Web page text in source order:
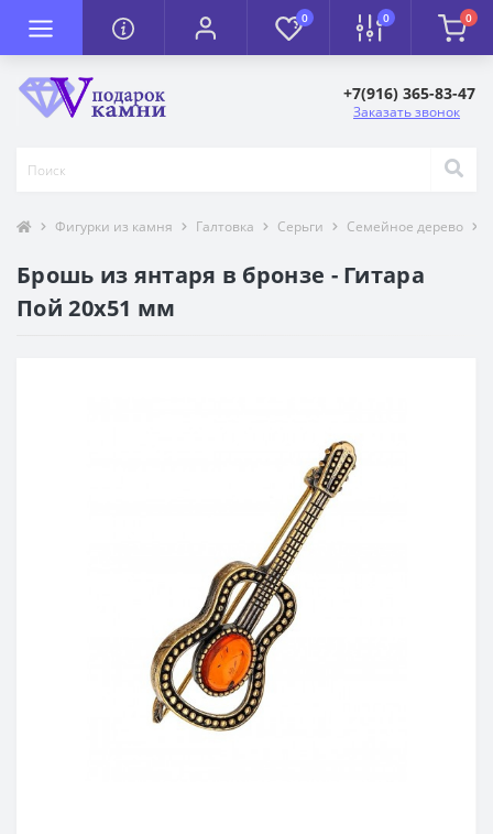
0 0 0
+7(916) 365-83-47
Заказать звонок
Фигурки из камня Галтовка Серьги Семейное дерево
Брошь из янтаря в бронзе - Гитара
Пой 20х51 мм